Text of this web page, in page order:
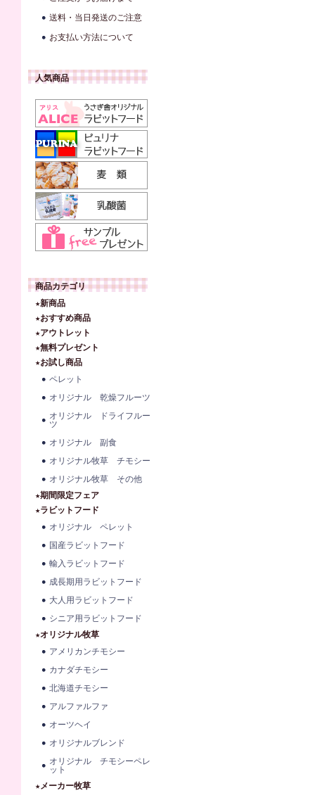
送料・当日発送のご注意
お支払い方法について
人気商品
商品カテゴリ
★新商品
★おすすめ商品
★アウトレット
★無料プレゼント
★お試し商品
ペレット
オリジナル 乾燥フルーツ
オリジナル ドライフルー
ツ
オリジナル 副食
オリジナル牧草 チモシー
オリジナル牧草 その他
★期間限定フェア
★ラビットフード
オリジナル ペレット
国産ラビットフード
輸入ラビットフード
成長期用ラビットフード
大人用ラビットフード
シニア用ラビットフード
★オリジナル牧草
アメリカンチモシー
カナダチモシー
北海道チモシー
アルファルファ
オーツヘイ
オリジナルブレンド
オリジナル チモシーペレ
ット
★メーカー牧草